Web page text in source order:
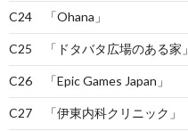
C24 「Ohana」
C25 「ドタバタ広場のある家」
C26 「Epic Games Japan」
C27 「伊東内科クリニック」